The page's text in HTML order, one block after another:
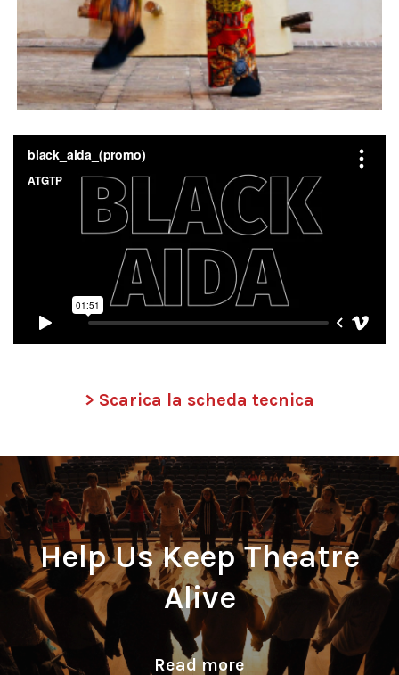
> Scarica la scheda tecnica
Help Us Keep Theatre
Alive
Read more